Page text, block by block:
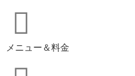
メニュー＆料金